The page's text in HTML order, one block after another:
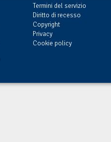
Termini del servizio
Diritto di recesso
Copyright
Privacy
Cookie policy